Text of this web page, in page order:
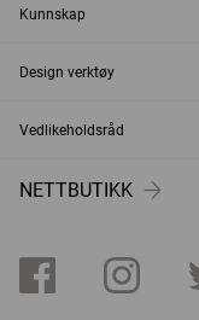
Kunnskap
Design verktøy
Vedlikeholdsråd
NETTBUTIKK